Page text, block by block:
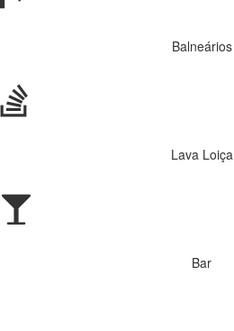
Balneários
Lava Loiça
Bar